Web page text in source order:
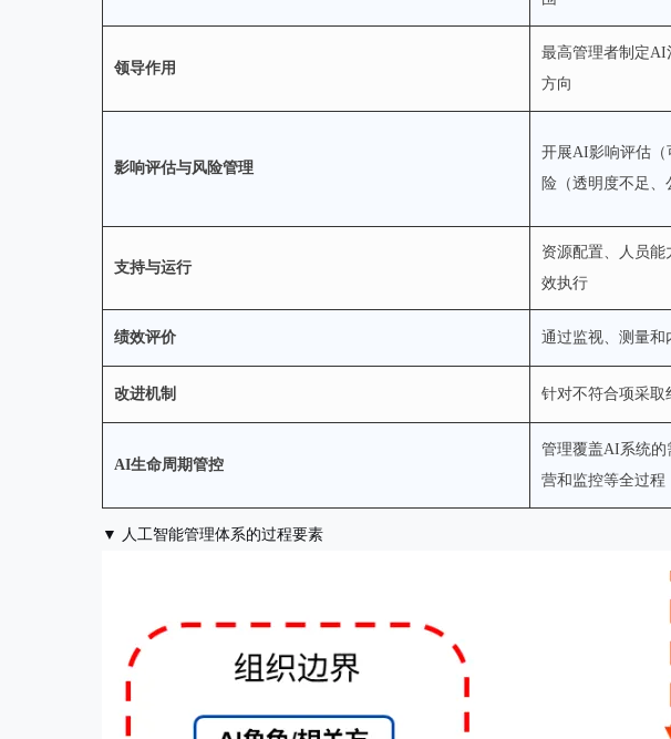
领导作用
最高管理者制定AI
方向
影响评估与风险管理
开展AI影响评估（
险（透明度不足
支持与运行
资源配置、人员
效执行
绩效评价 通过监视、测量和
改进机制 针对不符合项采取
AI生命周期管控
管理覆盖AI系统的
营和监控等全过程
▼ 人工智能管理体系的过程要素